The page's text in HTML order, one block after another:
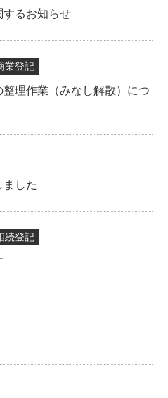
するお知らせ
業登記
理作業（みなし解散）につ
した
続登記